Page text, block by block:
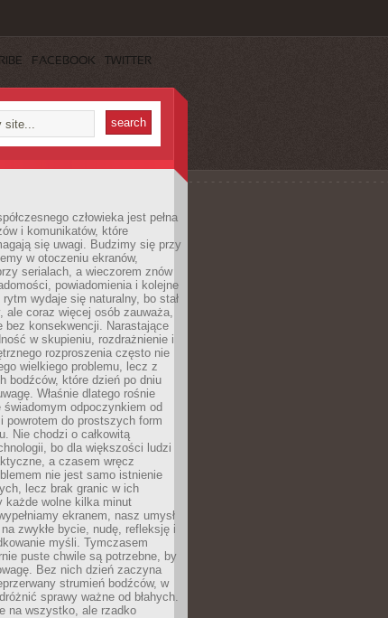
FACEBOOK TWITTER
człowieka jest pełna
i komunikatów, które
się uwagi. Budzimy się przy
w otoczeniu ekranów,
serialach, a wieczorem znów
powiadomienia i kolejne
wydaje się naturalny, bo stał
ale coraz więcej osób zauważa,
bez konsekwencji. Narastające
w skupieniu, rozdrażnienie i
rozproszenia często nie
wielkiego problemu, lecz z
bodźców, które dzień po dniu
Właśnie dlatego rośnie
świadomym odpoczynkiem od
powrotem do prostszych form
Nie chodzi o całkowitą
bo dla większości ludzi
a czasem wręcz
nie jest samo istnienie
lecz brak granic w ich
każde wolne kilka minut
ekranem, nasz umysł
zwykłe bycie, nudę, refleksję i
myśli. Tymczasem
puste chwile są potrzebne, by
Bez nich dzień zaczyna
strumień bodźców, w
sprawy ważne od błahych.
na wszystko, ale rzadko